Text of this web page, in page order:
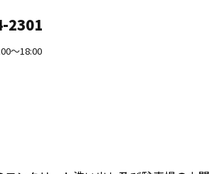
2301
～18:00